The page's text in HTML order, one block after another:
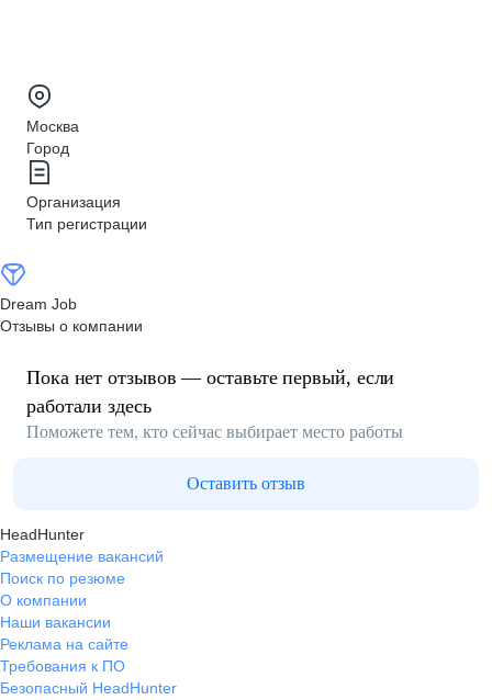
Москва
Город
Организация
Тип регистрации
Dream Job
Отзывы о компании
Пока нет отзывов — оставьте первый, если
работали здесь
Поможете тем, кто сейчас выбирает место работы
Оставить отзыв
HeadHunter
Размещение вакансий
Поиск по резюме
О компании
Наши вакансии
Реклама на сайте
Требования к ПО
Безопасный HeadHunter